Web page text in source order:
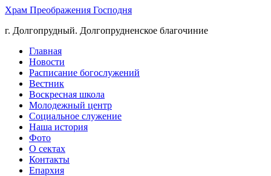
Храм Преображения Господня
г. Долгопрудный. Долгопрудненское благочиние
Главная
Новости
Расписание богослужений
Вестник
Воскресная школа
Молодежный центр
Социальное служение
Наша история
Фото
О сектах
Контакты
Епархия